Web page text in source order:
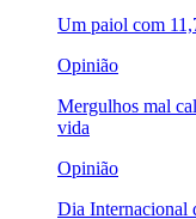
Um paiol com
Opinião
Mergulhos mal
vida
Opinião
Dia Internacional